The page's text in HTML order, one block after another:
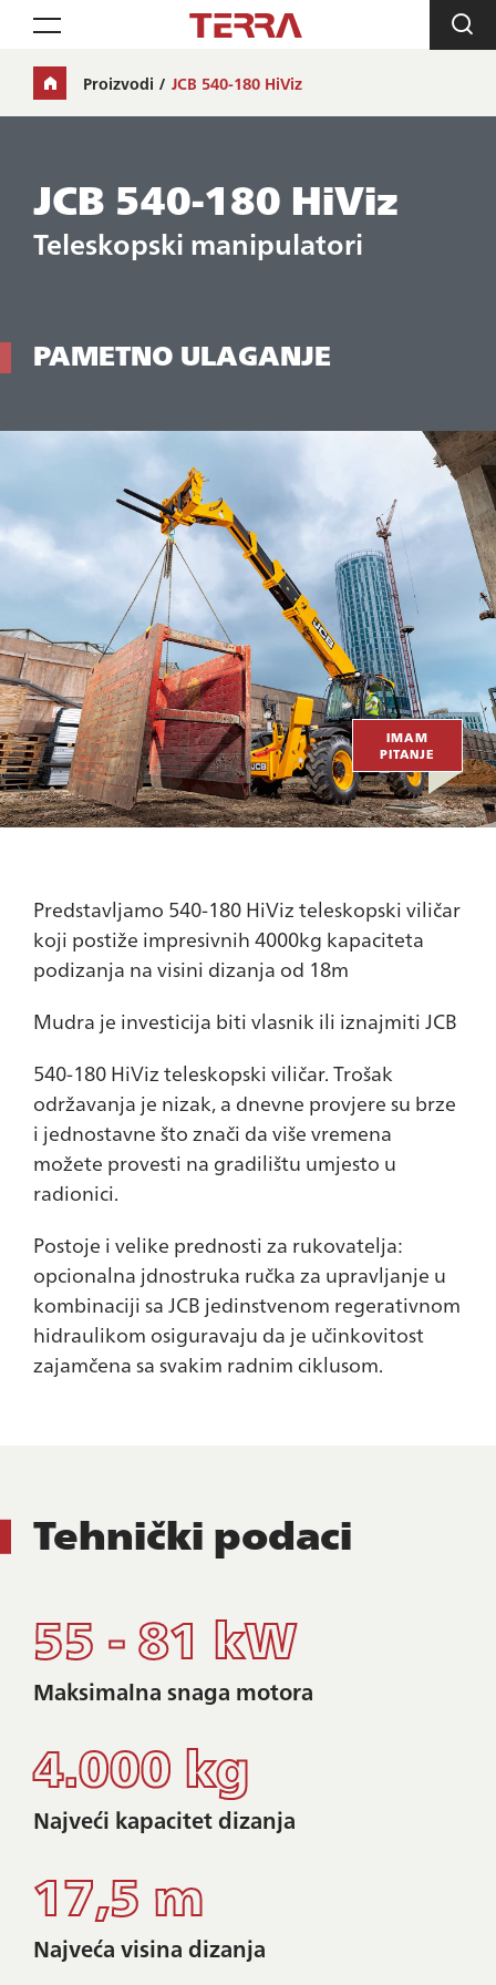
Toggle navigation
Proizvodi JCB 540-180 HiViz
JCB 540-180 HiViz
Teleskopski manipulatori
PAMETNO ULAGANJE
IMAM
PITANJE
Predstavljamo 540-180 HiViz teleskopski viličar
koji postiže impresivnih 4000kg kapaciteta
podizanja na visini dizanja od 18m
Mudra je investicija biti vlasnik ili iznajmiti JCB
540-180 HiViz teleskopski viličar. Trošak
održavanja je nizak, a dnevne provjere su brze
i jednostavne što znači da više vremena
možete provesti na gradilištu umjesto u
radionici.
Postoje i velike prednosti za rukovatelja:
opcionalna jdnostruka ručka za upravljanje u
kombinaciji sa JCB jedinstvenom regerativnom
hidraulikom osiguravaju da je učinkovitost
zajamčena sa svakim radnim ciklusom.
Tehnički podaci
55 - 81 kW
Maksimalna snaga motora
4.000 kg
Najveći kapacitet dizanja
17,5 m
Najveća visina dizanja